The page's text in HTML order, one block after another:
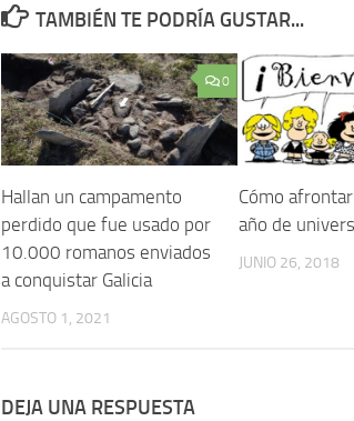
TAMBIÉN TE PODRÍA GUSTAR...
0
Hallan un campamento
perdido que fue usado por
10.000 romanos enviados
a conquistar Galicia
AGOSTO 1, 2021
Cómo
año de
JUNIO 26, 2018
DEJA UNA RESPUESTA